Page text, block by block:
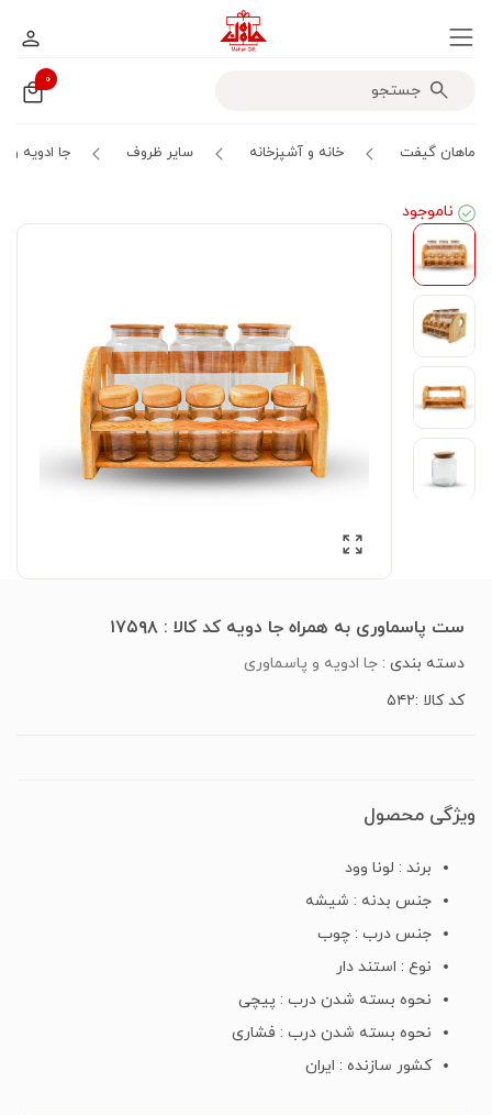
۰
ماهان گیفت خانه و آشپزخانه سایر ظروف جا ادویه و
ناموجود
ست پاسماوری به همراه جا دویه کد کالا : ۱۷۵۹۸
دسته بندی : جا ادویه و پاسماوری
کد کالا :۵۴۲
ویژگی محصول
برند : لونا وود
جنس بدنه : شیشه
جنس درب : چوب
نوع : استند دار
نحوه بسته شدن درب : پیچی
نحوه بسته شدن درب : فشاری
کشور سازنده : ایران